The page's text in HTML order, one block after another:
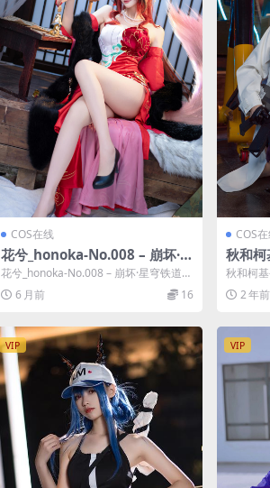
COS在线
花兮_honoka-No.008 – 崩坏·星
穹铁道 忘归人 [13P]
花兮_honoka-No.008 – 崩坏·星穹铁道
忘归人 [13P]，花兮_...
6 月前 16
COS
秋和
秋和柯
ko_夏夏
2 年前
VIP VIP